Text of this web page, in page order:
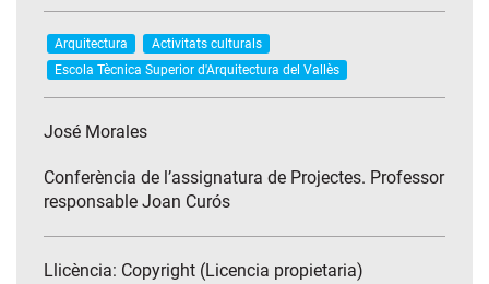
Arquitectura
Activitats culturals
Escola Tècnica Superior d'Arquitectura del Vallès
José Morales
Conferència de l’assignatura de Projectes. Professor
responsable Joan Curós
Llicència: Copyright (Licencia propietaria)